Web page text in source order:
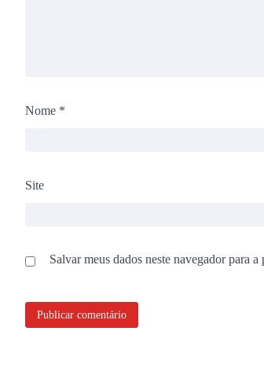
Nome *
Site
Salvar meus dados neste navegador para